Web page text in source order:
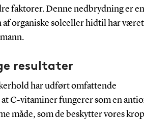
faktorer. Denne nedbrydning er en
af organiske solceller hidtil har været
resultater
har udført omfattende
C-vitaminer fungerer som en
måde, som de beskytter vores